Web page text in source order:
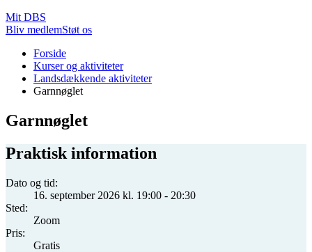
Mit DBS
Bliv medlemStøt os
Forside
Kurser og aktiviteter
Landsdækkende aktiviteter
Garnnøglet
Garnnøglet
Praktisk information
Dato og tid:
16. september 2026 kl. 19:00 - 20:30
Sted:
Zoom
Pris:
Gratis